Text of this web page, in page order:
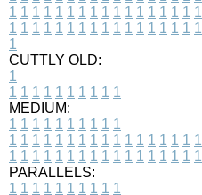
1 1 1 1 1 1 1 1 1 1 1 1 1 1 1 1 1
1 1 1 1 1 1 1 1 1 1 1 1 1 1 1 1 1
1
CUTTLY OLD:
1
1 1 1 1 1 1 1 1 1 1
MEDIUM:
1 1 1 1 1 1 1 1 1 1
1 1 1 1 1 1 1 1 1 1 1 1 1 1 1 1 1
1 1 1 1 1 1 1 1 1 1 1 1 1 1 1 1 1
PARALLELS:
1 1 1 1 1 1 1 1 1 1